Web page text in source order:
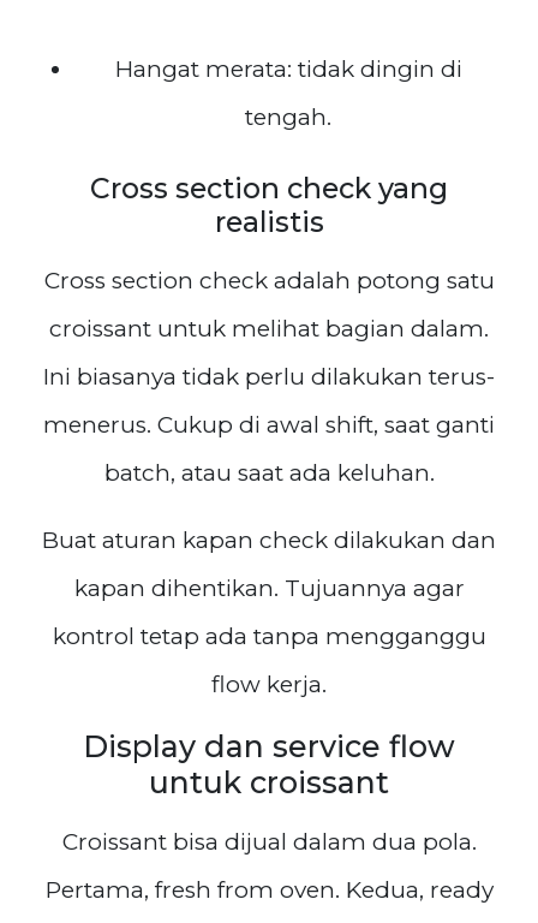
Hangat merata: tidak dingin di
tengah.
Cross section check yang
realistis
Cross section check adalah potong satu
croissant untuk melihat bagian dalam.
Ini biasanya tidak perlu dilakukan terus-
menerus. Cukup di awal shift, saat ganti
batch, atau saat ada keluhan.
Buat aturan kapan check dilakukan dan
kapan dihentikan. Tujuannya agar
kontrol tetap ada tanpa mengganggu
flow kerja.
Display dan service flow
untuk croissant
Croissant bisa dijual dalam dua pola.
Pertama, fresh from oven. Kedua, ready